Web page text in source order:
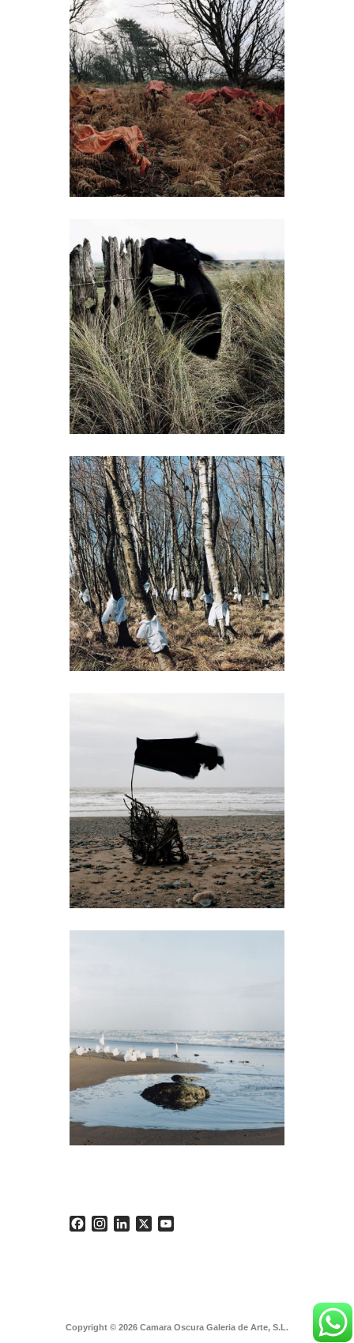
Facebook
Instagram
LinkedIn
Copyright © 2026 Camara Oscura Galeria de Arte, S.L.